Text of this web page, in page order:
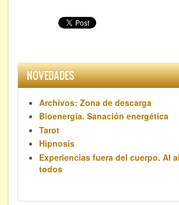
NOVEDADES
Archivos: Zona de descarga
Bioenergía. Sanación energética
Tarot
Hipnosis
Experiencias fuera del cuerpo. Al
todos